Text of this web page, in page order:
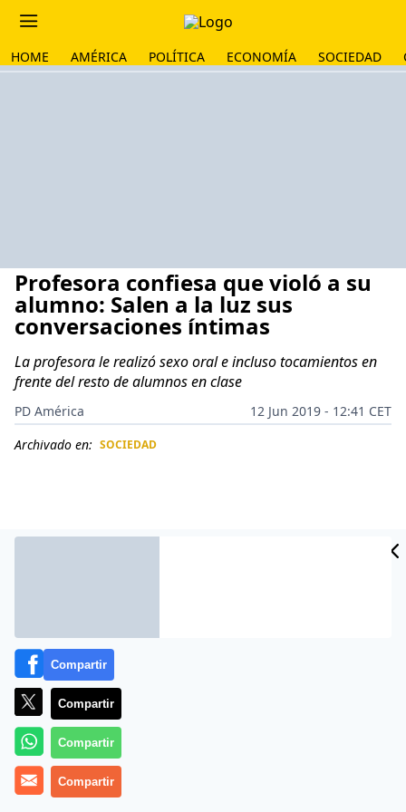
HOME AMÉRICA POLÍTICA ECONOMÍA SOCIEDAD
Profesora confiesa que violó a su
alumno: Salen a la luz sus
conversaciones íntimas
La profesora le realizó sexo oral e incluso tocamientos en
frente del resto de alumnos en clase
PD América
12 Jun 2019 - 12:41 CET
Archivado en: SOCIEDAD
Más información
Compartir
Compartir
Compartir
Compartir